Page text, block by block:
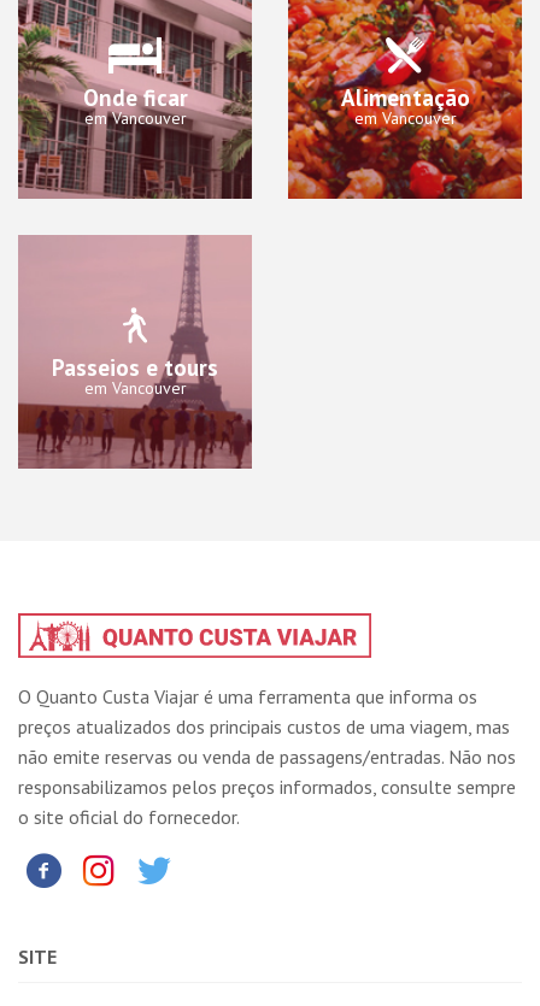
Onde ficar
em Vancouver
Alimentação
em Vancouver
Passeios e tours
em Vancouver
O Quanto Custa Viajar é uma ferramenta que informa os
preços atualizados dos principais custos de uma viagem, mas
não emite reservas ou venda de passagens/entradas. Não nos
responsabilizamos pelos preços informados, consulte sempre
o site oficial do fornecedor.
SITE